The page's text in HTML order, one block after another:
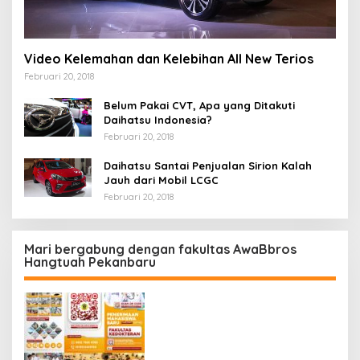
Video Kelemahan dan Kelebihan All New Terios
Februari 20, 2018
Belum Pakai CVT, Apa yang Ditakuti
Daihatsu Indonesia?
Februari 20, 2018
Daihatsu Santai Penjualan Sirion Kalah
Jauh dari Mobil LCGC
Februari 20, 2018
Mari bergabung dengan fakultas AwaBbros
Hangtuah Pekanbaru